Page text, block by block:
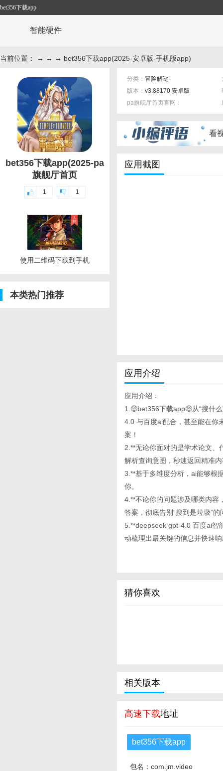
bet356下载app
智能硬件
当前位置： → → → bet356下载app(2025-安卓版-手机版app)
bet356下载app(2025-pa
旗舰厅首页
1 1
使用二维码下载到手机
本类热门推荐
分类： 冒险解谜
版本： v3.88170 安卓版
pa旗舰厅首页官网：
看
应用截图
应用介绍
应用介绍：
1.🤑bet356下载app🤑从“搜什
4.0 与百度ai配合，甚至能在你
案！
2.**无论你面对的是学术论文
解析查询意图，秒速返回精准
3.**基于多维度分析，ai能够根
你。
4.**不论你的问题涉及哪类内容
答案，彻底告别“搜到是垃圾”的
5.**deepseek gpt-4.0 百度ai智
动梳理出最关键的信息并快速
猜你喜欢
相关版本
高速下载地址
bet356下载app
包名：com.jm.video